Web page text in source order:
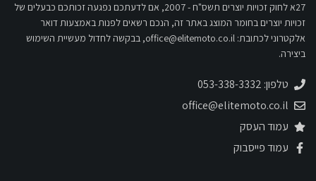
27א לחוק זכויות יוצרים תשס"ח - 2007, אם לדעתכם נפגעה זכותכם כבעלים של
זכויות יוצרים בחומר המוצג באתר זה, הנכם רשאים לפנות באמצעות דואר
אלקטרוני לכתובת: office@elitemoto.co.il, בבקשה לחדול מעשיית השימוש
ביצירה.
טלפון: 053-338-3332
office@elitemoto.co.il
עמוד העסק
עמוד פייסבוק